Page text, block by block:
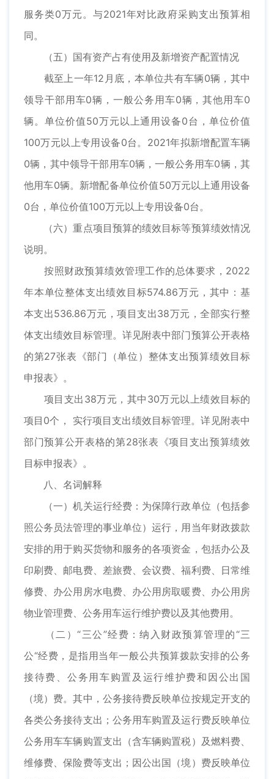
服务类0万元。与2021年对比政府采购支出预算相
同。
（五）国有资产占有使用及新增资产配置情况
截至上一年12月底，本单位共有车辆0辆，其中
领导干部用车0辆，一般公务用车0辆，其他用车0
辆。单位价值50万元以上通用设备0台，单位价值
100万元以上专用设备0台。2021年拟新增配置车辆
0辆，其中领导干部用车0辆，一般公务用车0辆，其
他用车0辆。新增配备单位价值50万元以上通用设备
0台，单位价值100万元以上专用设备0台。
（六）重点项目预算的绩效目标等预算绩效情况
说明。
按照财政预算绩效管理工作的总体要求，2022
年本单位整体支出绩效目标574.86万元，其中：基
本支出536.86万元，项目支出38万元，全部实行整
体支出绩效目标管理。详见附表中部门预算公开表格
的第27张表《部门（单位）整体支出预算绩效目标
申报表》。
项目支出38万元，其中30万元以上绩效目标的
项目0个， 实行项目支出绩效目标管理。详见附表中
部门预算公开表格的第28张表《项目支出预算绩效
目标申报表》。
八、名词解释
（一）机关运行经费：为保障行政单位（包括参
照公务员法管理的事业单位）运行，用当年财政拨款
安排的用于购买货物和服务的各项资金，包括办公及
印刷费、邮电费、差旅费、会议费、福利费、日常维
修费、办公用房水电费、办公用房取暖费、办公用房
物业管理费、公务用车运行维护费以及其他费用。
（二）“三公”经费：纳入财政预算管理的“三
公“经费，是指用当年一般公共预算拨款安排的公务
接待费、公务用车购置及运行维护费和因公出国
（境）费。其中，公务接待费反映单位按规定开支的
各类公务接待支出；公务用车购置及运行费反映单位
公务用车车辆购置支出（含车辆购置税）及燃料费、
维修费、保险费等支出；因公出国（境）费反映单位